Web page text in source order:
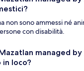
non sono ammessi né
con disabilità.
managed
in loco?